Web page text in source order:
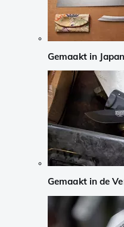
Gemaakt in Japan
Gemaakt in de